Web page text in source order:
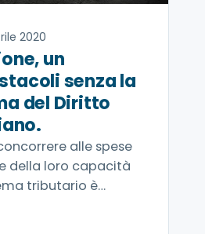
2020
un
senza la
del Diritto
alle spese
della loro capacità
tributario è
Art. 53